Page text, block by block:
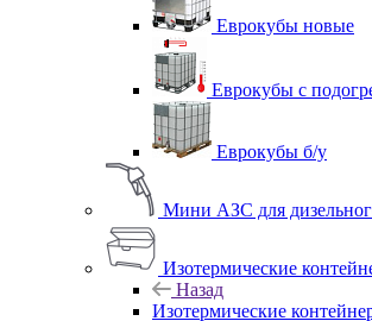
Еврокубы новые
Еврокубы с
Еврокубы б/у
Мини АЗС для
Изотермические
Назад
Изотермические